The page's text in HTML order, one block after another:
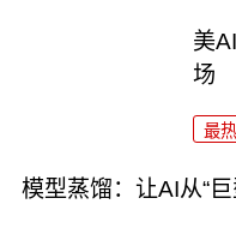
美
场
最热
模型蒸馏：让AI从“巨